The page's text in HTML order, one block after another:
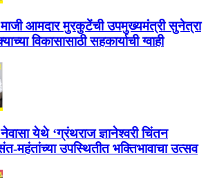
माजी आमदार मुरकुटेंची उपमुख्यमंत्री सुनेत्रा
विकासासाठी सहकार्याची ग्वाही
नेवासा येथे ‘ग्रंथराज ज्ञानेश्वरी चिंतन
महंतांच्या उपस्थितीत भक्तिभावाचा उत्सव